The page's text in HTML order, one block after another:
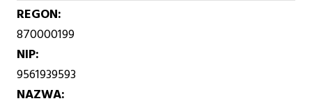
REGON
870000199
NIP
9561939593
NAZWA